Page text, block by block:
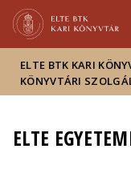
ELTE BTK KARI
KÖNYVTÁRI
ELTE